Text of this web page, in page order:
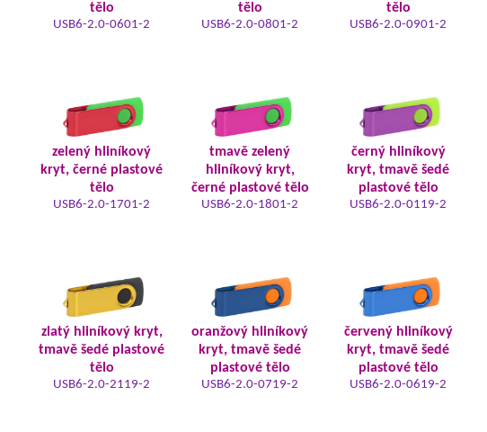
tělo
USB6-2.0-0601-2
tělo
USB6-2.0-0801-2
tělo
USB6-2.0-0901-2
zelený hliníkový
kryt, černé plastové
tělo
USB6-2.0-1701-2
tmavě zelený
hliníkový kryt,
černé plastové tělo
USB6-2.0-1801-2
černý hliníkový
kryt, tmavě šedé
plastové tělo
USB6-2.0-0119-2
zlatý hliníkový kryt,
tmavě šedé plastové
tělo
USB6-2.0-2119-2
oranžový hliníkový
kryt, tmavě šedé
plastové tělo
USB6-2.0-0719-2
červený hliníkový
kryt, tmavě šedé
plastové tělo
USB6-2.0-0619-2